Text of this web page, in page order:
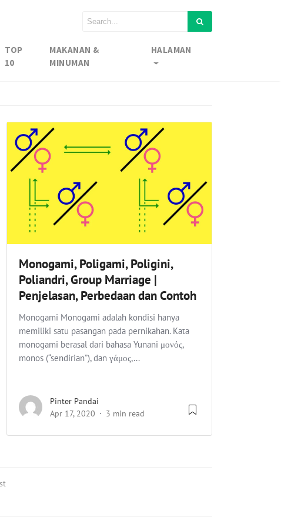
TOP
10
MAKANAN &
MINUMAN
HALAMAN
Monogami, Poligami, Poligini,
Poliandri, Group Marriage |
Penjelasan, Perbedaan dan Contoh
Monogami Monogami adalah kondisi hanya
memiliki satu pasangan pada pernikahan. Kata
monogami berasal dari bahasa Yunani μονός,
monos (“sendirian”), dan γάμος,...
Pinter Pandai
Apr 17, 2020
3 min read